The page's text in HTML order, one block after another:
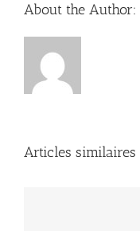
About the Author:
Articles similaires